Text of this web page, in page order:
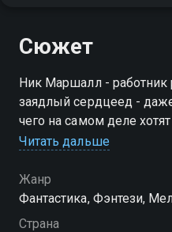
Сюжет
Ник Маршалл - работник
заядлый сердцеед -
чего на самом деле
фирму не приходит
женщин
Читать дальше
Жанр
Фантастика, Фэнтези,
Страна